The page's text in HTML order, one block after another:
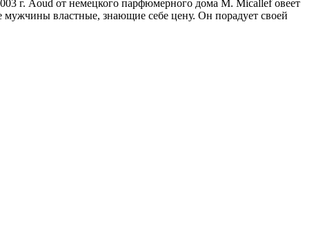
г. Aoud от немецкого парфюмерного дома M. Micallef овеет
мужчины властные, знающие себе цену. Он порадует своей